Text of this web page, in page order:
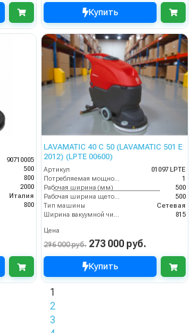
Купить
90710005
500
800
2000
Италия
800
LAVAMATIC 40 C 50 (LAVAMATIC 501 E
2012) (LPTE 00600)
Артикул
01097 LPTE
Потребляемая мощность (кВт)
1
Рабочая ширина (мм)
500
Рабочая ширина щеток (мм)
500
Тип машины
Сетевая
Ширина вакуумной чистки (мм)
815
Цена
296 000 руб. 273 000 руб.
Купить
1
2
3